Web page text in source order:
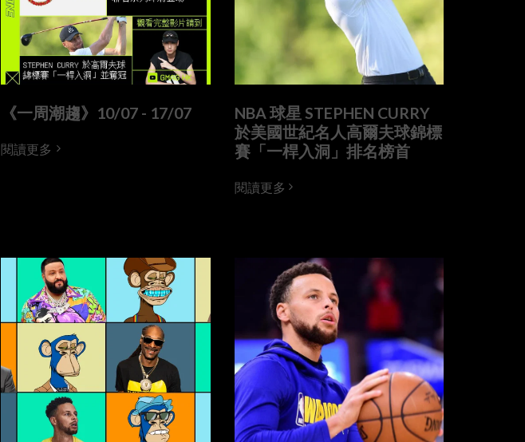
《一周潮趨》10/07 - 17/07
閱讀更多
NBA 球星 STEPHEN CURRY
於美國世紀名人高爾夫球錦標
賽「一桿入洞」排名榜首
閱讀更多